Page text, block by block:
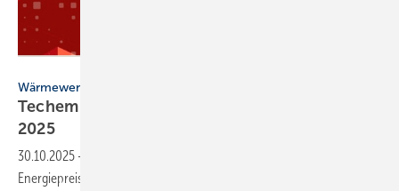
Wärmewende
Techem Atlas für En­er­gie, Wär­me & Was­ser
2025
30.10.2025 -
Energiepreise hebeln Sparbemühungen aus – zusätzliche